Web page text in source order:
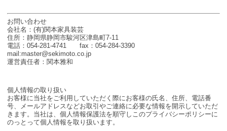
お問い合わせ
会社名：(有)関本家具装芸
住所：静岡県静岡市駿河区津島町7-11
電話：054-281-4741 fax：054-284-3390
mail:master@sekimoto.co.jp
運営責任者：関本雅和
個人情報の取り扱い
お客様に当社をご利用していただく際にお客様の氏名、住所、電話番
号、メールアドレスなどお取引やご連絡に必要な情報を開示していただ
きます。当社は、個人情報保護法を順守しこのプライバシーポリシーに
のっとって個人情報を取り扱います。